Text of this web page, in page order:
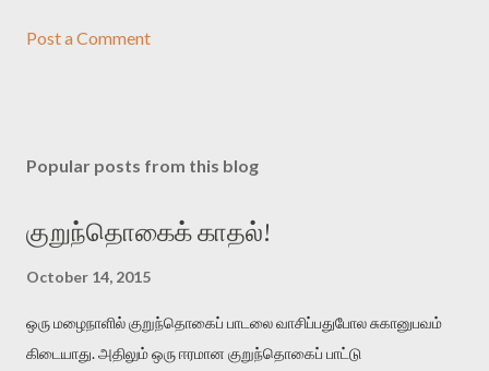
Post a Comment
Popular posts from this blog
குறுந்தொகைக் காதல்!
October 14, 2015
ஒரு மழைநாளில் குறுந்தொகைப் பாடலை வாசிப்பதுபோல சுகானுபவம்
கிடையாது. அதிலும் ஒரு ஈரமான குறுந்தொகைப் பாட்டு